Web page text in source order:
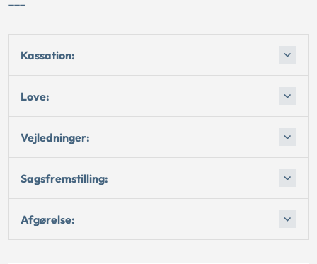
Kassation:
Love:
Vejledninger:
Sagsfremstilling:
Afgørelse: